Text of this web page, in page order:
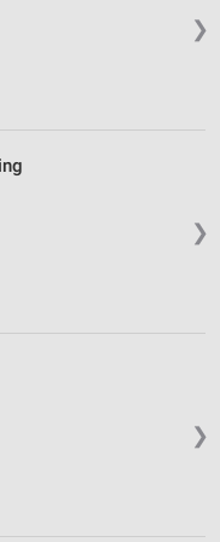
❯
❯
❯
oder
von